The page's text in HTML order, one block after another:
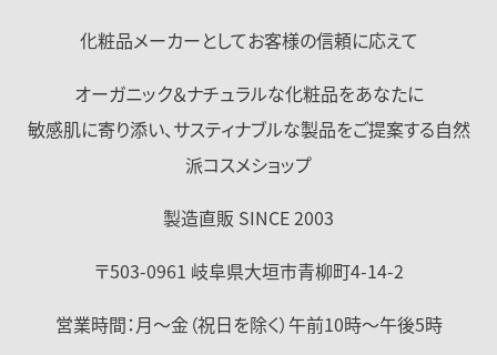
化粧品メーカーとしてお客様の信頼に応えて
オーガニック＆ナチュラルな化粧品をあなたに
敏感肌に寄り添い、サスティナブルな製品をご提案する自然
派コスメショップ
製造直販 SINCE 2003
〒503-0961 岐阜県大垣市青柳町4-14-2
営業時間： 月～金（祝日を除く）午前10時～午後5時